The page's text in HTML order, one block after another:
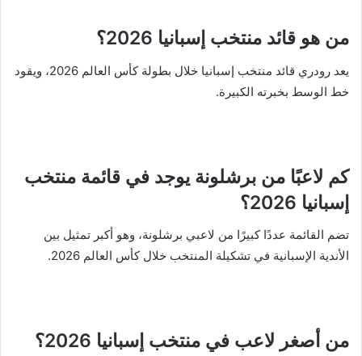
من هو قائد منتخب إسبانيا 2026؟
يعد رودري قائد منتخب إسبانيا خلال بطولة كأس العالم 2026، ويقود
خط الوسط بخبرته الكبيرة.
كم لاعبًا من برشلونة يوجد في قائمة منتخب
إسبانيا 2026؟
تضم القائمة عددًا كبيرًا من لاعبي برشلونة، وهو أكبر تمثيل بين
الأندية الإسبانية في تشكيلة المنتخب خلال كأس العالم 2026.
من أصغر لاعب في منتخب إسبانيا 2026؟